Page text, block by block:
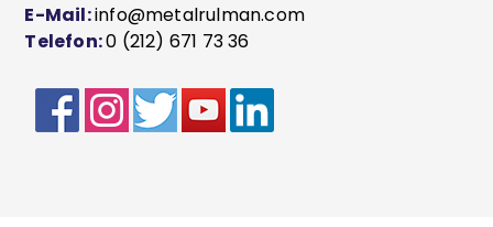
E-Mail:info@metalrulman.com
Telefon:0 (212) 671 73 36